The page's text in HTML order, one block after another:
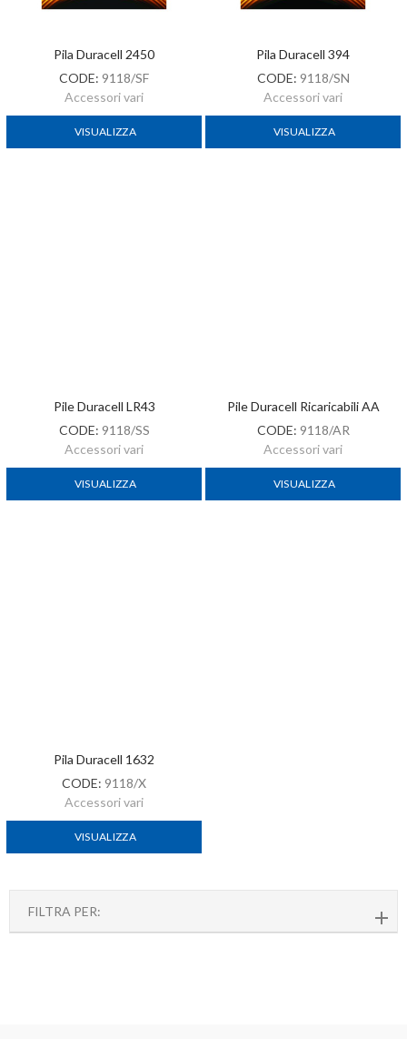
Pila Duracell 2450
CODE: 9118/SF
Accessori vari
VISUALIZZA
Pila Duracell 394
CODE: 9118/SN
Accessori vari
VISUALIZZA
Pile Duracell LR43
CODE: 9118/SS
Accessori vari
VISUALIZZA
Pile Duracell Ricaricabili AA
CODE: 9118/AR
Accessori vari
VISUALIZZA
Pila Duracell 1632
CODE: 9118/X
Accessori vari
VISUALIZZA
FILTRA PER: